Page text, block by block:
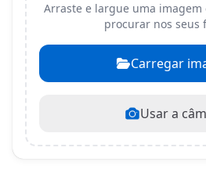
Arraste e largue uma
procurar nos seus
Carregar
Usar a